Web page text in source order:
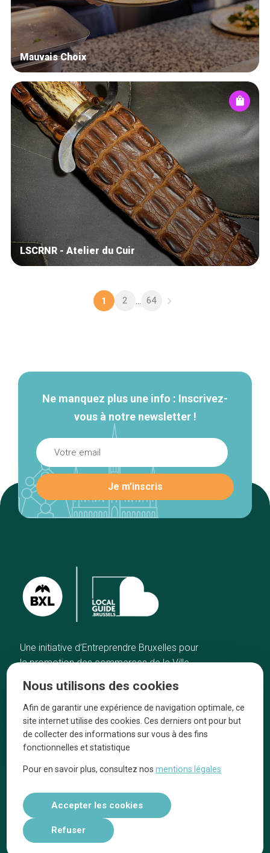
Mauvais Choix
LSCRNR - Atelier du Cuir
1 2 ... 64
Ne manquez plus une info : Inscrivez-
vous à notre newsletter !
Une initiative d’Entreprendre Bruxelles pour
la promotion des commerces de la Ville
Accueil
Bonnes adresses
Quartiers
Blog
Tops 10
Artisans
A propos
On parle de nous
Nous utilisons des cookies
Afin de garantir une expérience de navigation optimale, ce
site internet utilise des cookies. Ces derniers ont pour but
de collecter des informations sur vous à des fins
fonctionnelles et statistique
Pour en savoir plus, consultez nosmentions légales
Accepter les cookies
Refuser